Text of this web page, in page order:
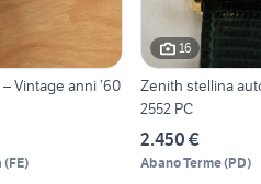
Vintage anni ’60
(FE)
16
Zenith stellina
2552 PC
2.450 €
Abano Terme(PD)